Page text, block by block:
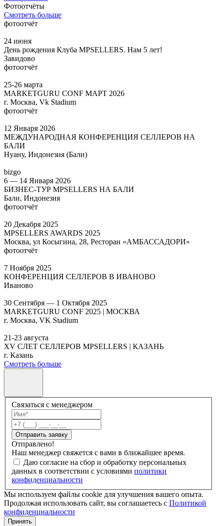
Фотоотчёты
Смотреть больше
фотоотчёт
24 июня
День рождения Клуба MPSELLERS. Нам 5 лет!
Завидово
фотоотчёт
25-26 марта
MARKETGURU CONF МАРТ 2026
г. Москва, Vk Stadium
фотоотчёт
12 Января 2026
МЕЖДУНАРОДНАЯ КОНФЕРЕНЦИЯ СЕЛЛЕРОВ НА
БАЛИ
Нуану, Индонезия (Бали)
bizgo
6 — 14 Января 2026
БИЗНЕС-ТУР MPSELLERS НА БАЛИ
Бали, Индонезия
фотоотчёт
20 Декабря 2025
MPSELLERS AWARDS 2025
Москва, ул Косыгина, 28, Ресторан «АМБАССАДОРИ»
фотоотчёт
7 Ноября 2025
КОНФЕРЕНЦИЯ СЕЛЛЕРОВ В ИВАНОВО
Иваново
30 Сентября — 1 Октября 2025
MARKETGURU CONF 2025 | МОСКВА
г. Москва, VK Stadium
21-23 августа
XV СЛЕТ СЕЛЛЕРОВ MPSELLERS | КАЗАНЬ
г. Казань
Смотреть больше
Связаться с менеджером
Отправить заявку
Отправлено!
Наш менеджер свяжется с вами в ближайшее время.
Даю согласие на сбор и обработку персональных
данных в соответствии с условиями политики
конфиденциальности
Мы используем файлы cookie для улучшения вашего опыта.
Продолжая использовать сайт, вы соглашаетесь с Политикой
конфиденциальности
Принять